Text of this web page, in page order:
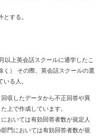
する。
以上英会話スクールに通学したこ
） その際、英会話スクールの選
いる人。
収したデータから不正回答や異
上で作成しています。
おいては有効回答者数が規定人
門においては有効回答者数が規